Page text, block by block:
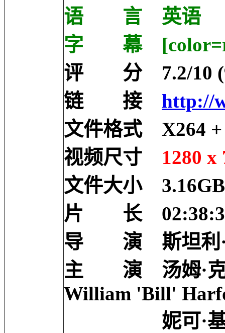
语 言 英语
字 幕
评 分 7.2/10
链 接 http://
文件格式 X264 +
视频尺寸 1280 x
文件大小 3.16GB
片 长
导 演 斯坦利·
主 演 汤姆·克
William 'Bill'
妮可·基德曼